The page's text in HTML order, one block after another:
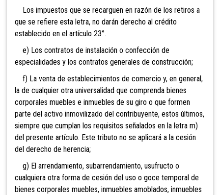
Los impuestos que se recarguen en razón de los retiros a
que se refiere esta letra, no darán derecho al crédito
establecido en el artículo 23°.
e) Los contratos de instalación o confección de
especialidades y los contratos generales de construcción;
f) La venta de establecimientos de comercio y, en general,
la de cualquier otra universalidad que comprenda bienes
corporales muebles e inmuebles de su giro o que formen
parte del activo inmovilizado del contribuyente, estos últimos,
siempre que cumplan los requisitos señalados en la letra m)
del presente artículo. Este tributo no se aplicará a la cesión
del derecho de herencia;
g) El arrendamiento, subarrendamiento, usufructo o
cualquiera otra forma de cesión del uso o goce temporal de
bienes corporales muebles, inmuebles amoblados, inmuebles